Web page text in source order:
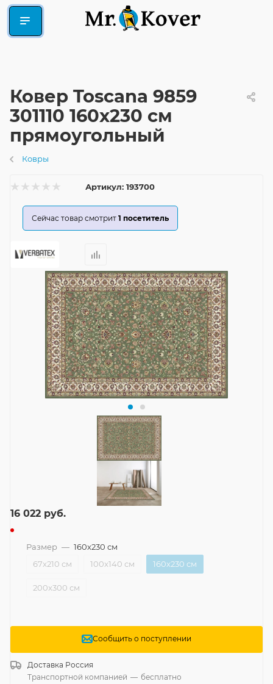
Ковер Toscana 9859
301110 160x230 см
прямоугольный
Ковры
Артикул: 193700
Сейчас товар смотрит 1 посетитель
16 022 руб.
Размер — 160x230 см
67x210 см
100x140 см 160x230 см
200x300 см
Сообщить о поступлении
Доставка Россия
Транспортной компанией — бесплатно